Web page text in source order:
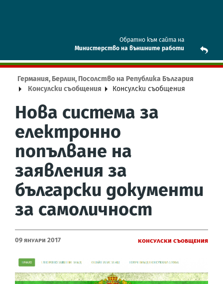
Обратно към сайта на
Mинистерство на външните работи
Германия, Берлин, Посолство на Република България
Консулски съобщения
Консулски съобщения
Нова система за
електронно
попълване на
заявления за
български документи
за самоличност
09 Януари 2017 Консулски съобщения